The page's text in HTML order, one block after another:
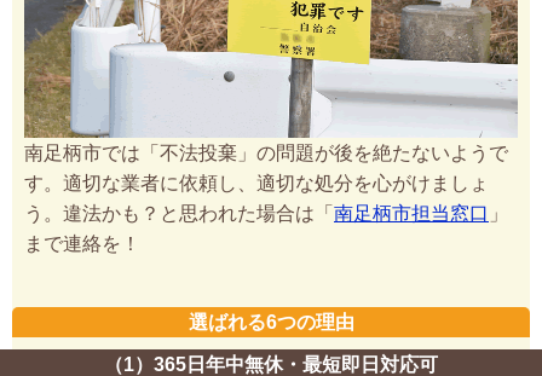
南足柄市では「不法投棄」の問題が後を絶たないようで
す。適切な業者に依頼し、適切な処分を心がけましょ
う。違法かも？と思われた場合は「 南足柄市担当窓口 」
まで連絡を！
選ばれる6つの理由
（1）365日年中無休・最短即日対応可